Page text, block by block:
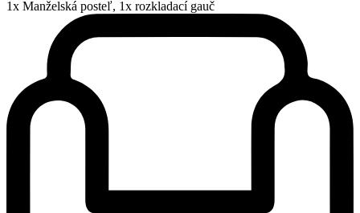
1x Manželská posteľ, 1x rozkladací gauč